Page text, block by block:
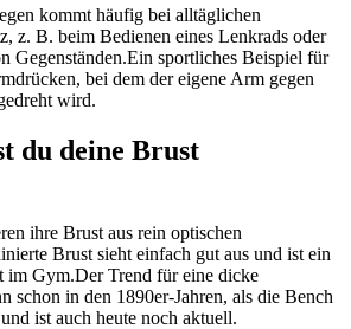
kommt häufig bei alltäglichen
z. B. beim Bedienen eines Lenkrads oder
Gegenständen.Ein sportliches Beispiel für
bei dem der eigene Arm gegen
wird.
du deine Brust
ihre Brust aus rein optischen
Brust sieht einfach gut aus und ist ein
im Gym.Der Trend für eine dicke
schon in den 1890er-Jahren, als die Bench
ist auch heute noch aktuell.